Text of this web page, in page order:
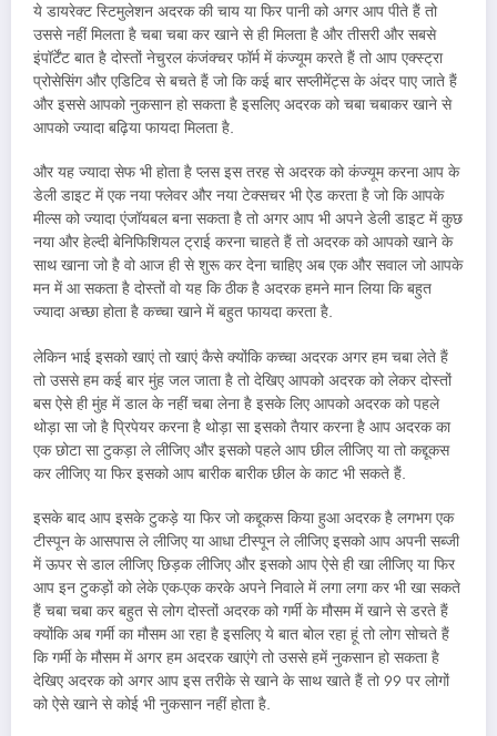
ये डायरेक्ट स्टिमुलेशन अदरक की चाय या फिर पानी को अगर आप पीते हैं तो
उससे नहीं मिलता है चबा चबा कर खाने से ही मिलता है और तीसरी और सबसे
इंपॉर्टेंट बात है दोस्तों नेचुरल कंजंक्चर फॉर्म में कंज्यूम करते हैं तो आप एक्स्ट्रा
प्रोसेसिंग और एडिटिव से बचते हैं जो कि कई बार सप्लीमेंट्स के अंदर पाए जाते हैं
और इससे आपको नुकसान हो सकता है इसलिए अदरक को चबा चबाकर खाने से
आपको ज्यादा बढ़िया फायदा मिलता है.
और यह ज्यादा सेफ भी होता है प्लस इस तरह से अदरक को कंज्यूम करना आप के
डेली डाइट में एक नया फ्लेवर और नया टेक्सचर भी ऐड करता है जो कि आपके
मील्स को ज्यादा एंजॉयबल बना सकता है तो अगर आप भी अपने डेली डाइट में कुछ
नया और हेल्दी बेनिफिशियल ट्राई करना चाहते हैं तो अदरक को आपको खाने के
साथ खाना जो है वो आज ही से शुरू कर देना चाहिए अब एक और सवाल जो आपके
मन में आ सकता है दोस्तों वो यह कि ठीक है अदरक हमने मान लिया कि बहुत
ज्यादा अच्छा होता है कच्चा खाने में बहुत फायदा करता है.
लेकिन भाई इसको खाएं तो खाएं कैसे क्योंकि कच्चा अदरक अगर हम चबा लेते हैं
तो उससे हम कई बार मुंह जल जाता है तो देखिए आपको अदरक को लेकर दोस्तों
बस ऐसे ही मुंह में डाल के नहीं चबा लेना है इसके लिए आपको अदरक को पहले
थोड़ा सा जो है प्रिपेयर करना है थोड़ा सा इसको तैयार करना है आप अदरक का
एक छोटा सा टुकड़ा ले लीजिए और इसको पहले आप छील लीजिए या तो कद्दूकस
कर लीजिए या फिर इसको आप बारीक बारीक छील के काट भी सकते हैं.
इसके बाद आप इसके टुकड़े या फिर जो कद्दूकस किया हुआ अदरक है लगभग एक
टीस्पून के आसपास ले लीजिए या आधा टीस्पून ले लीजिए इसको आप अपनी सब्जी
में ऊपर से डाल लीजिए छिड़क लीजिए और इसको आप ऐसे ही खा लीजिए या फिर
आप इन टुकड़ों को लेके एक-एक करके अपने निवाले में लगा लगा कर भी खा सकते
हैं चबा चबा कर बहुत से लोग दोस्तों अदरक को गर्मी के मौसम में खाने से डरते हैं
क्योंकि अब गर्मी का मौसम आ रहा है इसलिए ये बात बोल रहा हूं तो लोग सोचते हैं
कि गर्मी के मौसम में अगर हम अदरक खाएंगे तो उससे हमें नुकसान हो सकता है
देखिए अदरक को अगर आप इस तरीके से खाने के साथ खाते हैं तो 99 पर लोगों
को ऐसे खाने से कोई भी नुकसान नहीं होता है.